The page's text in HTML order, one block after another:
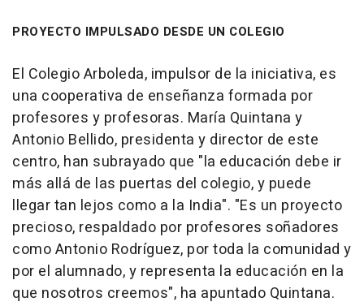
PROYECTO IMPULSADO DESDE UN COLEGIO
El Colegio Arboleda, impulsor de la iniciativa, es
una cooperativa de enseñanza formada por
profesores y profesoras. María Quintana y
Antonio Bellido, presidenta y director de este
centro, han subrayado que "la educación debe ir
más allá de las puertas del colegio, y puede
llegar tan lejos como a la India". "Es un proyecto
precioso, respaldado por profesores soñadores
como Antonio Rodríguez, por toda la comunidad y
por el alumnado, y representa la educación en la
que nosotros creemos", ha apuntado Quintana.